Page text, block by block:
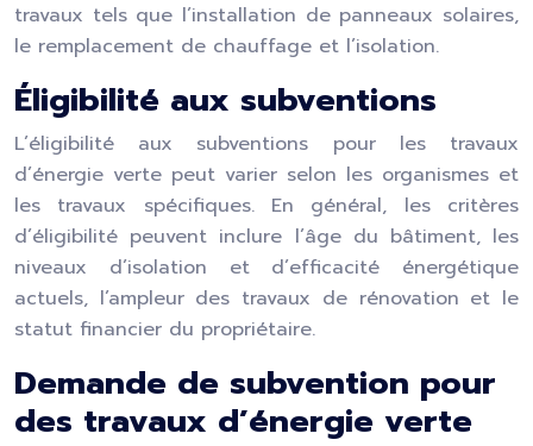
travaux tels que l’installation de panneaux solaires,
le remplacement de chauffage et l’isolation.
Éligibilité aux subventions
L’éligibilité aux subventions pour les travaux
d’énergie verte peut varier selon les organismes et
les travaux spécifiques. En général, les critères
d’éligibilité peuvent inclure l’âge du bâtiment, les
niveaux d’isolation et d’efficacité énergétique
actuels, l’ampleur des travaux de rénovation et le
statut financier du propriétaire.
Demande de subvention pour
des travaux d’énergie verte